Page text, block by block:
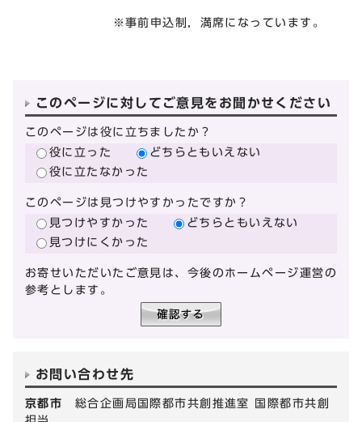
※事前申込制，満席になっています。
このページに対してご意見をお聞かせください
このページは役に立ちましたか？
役に立った
どちらともいえない
役に立たなかった
このページは見つけやすかったですか？
見つけやすかった
どちらともいえない
見つけにくかった
お寄せいただいたご意見は、今後のホームページ運営の
参考とします。
お問い合わせ先
京都市 総合企画局国際都市共創推進室 国際都市共創